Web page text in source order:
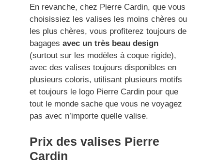
En revanche, chez Pierre Cardin, que vous
choisissiez les valises les moins chères ou
les plus chères, vous profiterez toujours de
bagages avec un très beau design
(surtout sur les modèles à coque rigide),
avec des valises toujours disponibles en
plusieurs coloris, utilisant plusieurs motifs
et toujours le logo Pierre Cardin pour que
tout le monde sache que vous ne voyagez
pas avec n’importe quelle valise.
Prix des valises Pierre
Cardin